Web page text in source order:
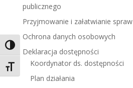
Toggle High Contrast
Toggle Font size
publicznego
Przyjmowanie i załatwianie spraw
Ochrona danych osobowych
Deklaracja dostępności
Koordynator ds. dostępności
Plan działania